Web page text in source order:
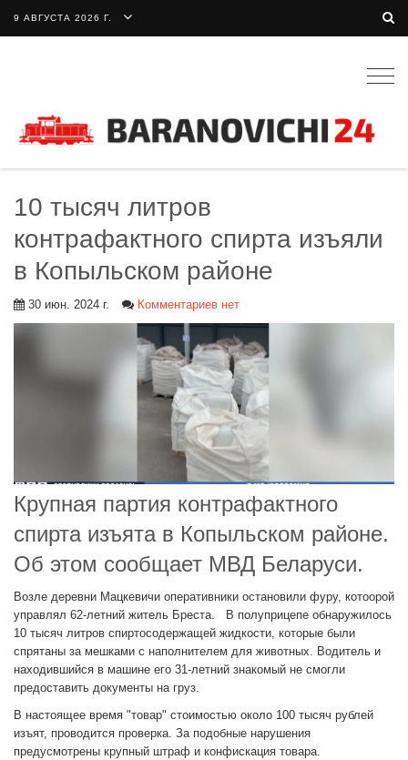
9 АВГУСТА 2026 Г.
10 тысяч литров
контрафактного спирта изъяли
в Копыльском районе
30 июн. 2024 г. Комментариев нет
Крупная партия контрафактного
спирта изъята в Копыльском районе.
Об этом сообщает МВД Беларуси.
Возле деревни Мацкевичи оперативники остановили фуру, котоорой
управлял 62-летний житель Бреста. В полуприцепе обнаружилось
10 тысяч литров спиртосодержащей жидкости, которые были
спрятаны за мешками с наполнителем для животных. Водитель и
находившийся в машине его 31-летний знакомый не смогли
предоставить документы на груз.
В настоящее время "товар" стоимостью около 100 тысяч рублей
изъят, проводится проверка. За подобные нарушения
предусмотрены крупный штраф и конфискация товара.